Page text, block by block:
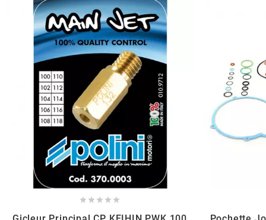
AXWIN
BANDO
BARIKIT
BCD
    